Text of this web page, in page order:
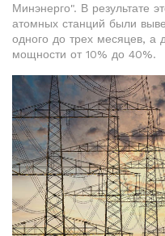
Минэнерго". В результате
атомных станций были
одного до трех месяцев, а
мощности от 10% до 40%.